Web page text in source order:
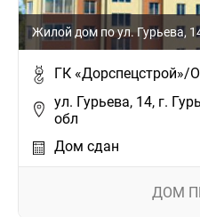
Жилой дом по ул. Гурьева,
ГК «Дорспецстрой»/
ул. Гурьева, 14, г.
обл
Дом сдан
ДОМ